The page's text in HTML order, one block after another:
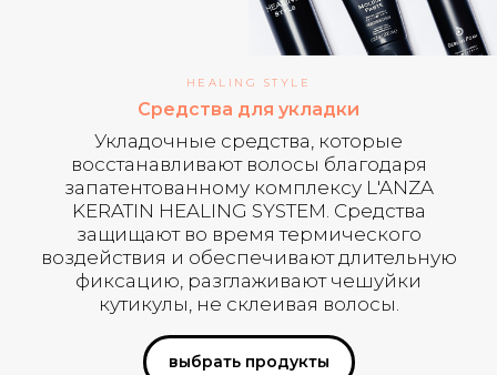
HEALING STYLE
Средства для укладки
Укладочные средства, которые
восстанавливают волосы благодаря
запатентованному комплексу L'ANZA
KERATIN HEALING SYSTEM. Средства
защищают во время термического
воздействия и обеспечивают длительную
фиксацию, разглаживают чешуйки
кутикулы, не склеивая волосы.
выбрать продукты